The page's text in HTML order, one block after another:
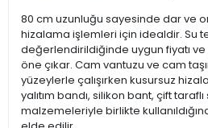
80 cm uzunluğu sayesinde dar ve
hizalama işlemleri için idealdir. Su
değerlendirildiğinde uygun fiyatı
öne çıkar. Cam vantuzu ve cam
yüzeylerle çalışırken kusursuz
yalıtım bandı, silikon bant, çift
malzemeleriyle birlikte